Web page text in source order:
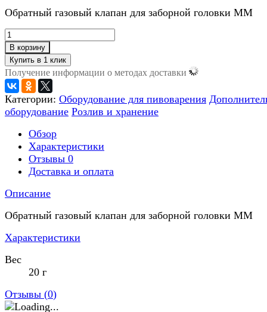
Обратный газовый клапан для заборной головки ММ
В корзину
Получение информации о методах доставки
Категории: Оборудование для пивоварения
оборудование Розлив и хранение
Обзор
Характеристики
Отзывы 0
Доставка и оплата
Описание
Обратный газовый клапан для заборной головки ММ
Характеристики
Вес
20 г
Отзывы (0)